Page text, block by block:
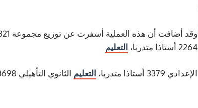
2264 أستاذا متدربا،
التعليم
الإعدادي 3379 أستاذا متدربا، التعليم الثانوي التأهيلي 3698 أستاذا متدربا.